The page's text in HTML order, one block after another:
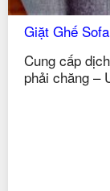
Giặt Ghế
Cung cấp
phải chăng –